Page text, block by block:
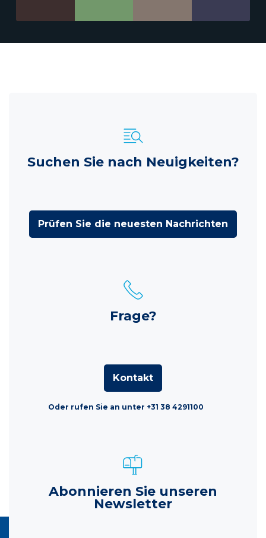
Suchen Sie nach Neuigkeiten?
Prüfen Sie die neuesten Nachrichten
Frage?
Kontakt
Oder rufen Sie an unter +31 38 4291100
Abonnieren Sie unseren
Newsletter